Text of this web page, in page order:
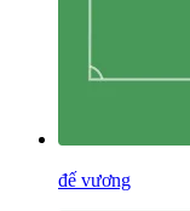
đế vương